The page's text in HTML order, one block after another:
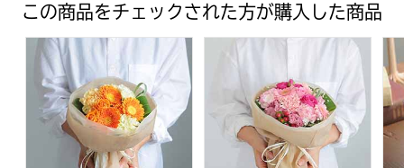
この商品をチェックされた方が購入した商品
そのまま飾れるブーケ（オレンジ系）【花】【年間ギフト
そのまま飾れるおまかせブー